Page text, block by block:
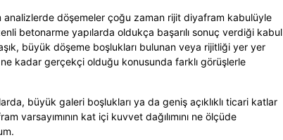
analizlerde döşemeler çoğu zaman rijit diyafram kabulüyle
betonarme yapılarda oldukça başarılı sonuç verdiği kabul
büyük döşeme boşlukları bulunan veya rijitliği yer yer
kadar gerçekçi olduğu konusunda farklı görüşlerle
büyük galeri boşlukları ya da geniş açıklıklı ticari katlar
varsayımının kat içi kuvvet dağılımını ne ölçüde